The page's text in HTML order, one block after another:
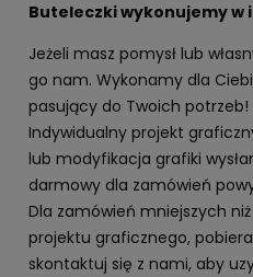
Buteleczki wykonujemy w
Jeżeli masz pomysł lub
go nam. Wykonamy dla
pasujący do Twoich potrzeb!
Indywidualny projekt
lub modyfikacja grafiki
darmowy dla zamówień
Dla zamówień mniejszych
projektu graficznego,
skontaktuj się z nami, aby